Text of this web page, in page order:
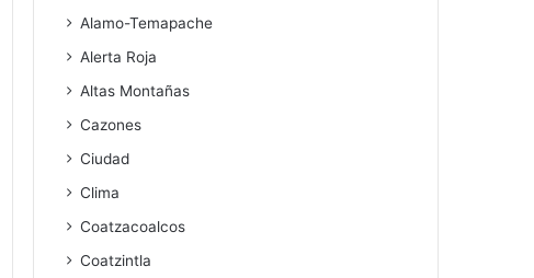
Alamo-Temapache
Alerta Roja
Altas Montañas
Cazones
Ciudad
Clima
Coatzacoalcos
Coatzintla